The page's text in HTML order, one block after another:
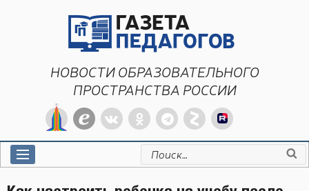
НОВОСТИ ОБРАЗОВАТЕЛЬНОГО
ПРОСТРАНСТВА РОССИИ
Искать: